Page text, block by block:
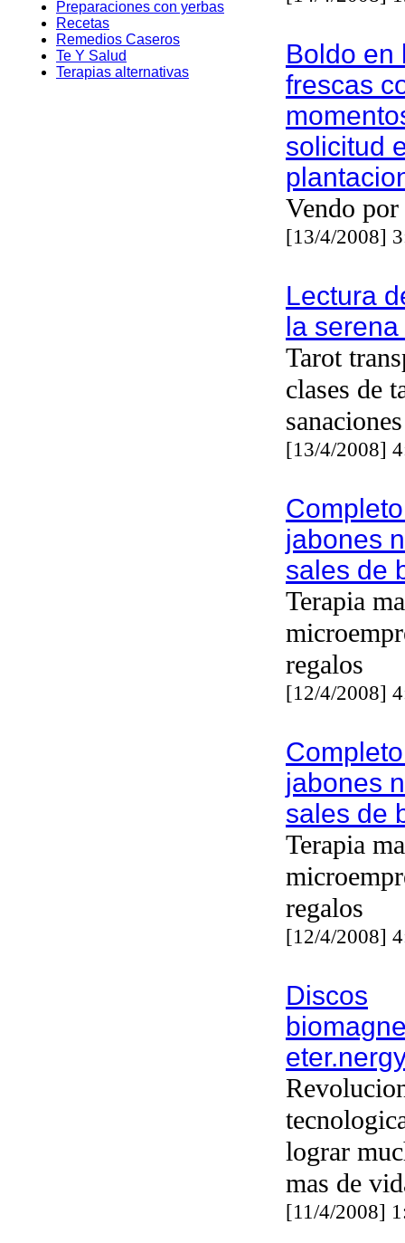
Preparaciones con yerbas
Recetas
Remedios Caseros
Te Y Salud
Terapias alternativas
Boldo en
frescas
solicitud
Vendo
[13/4/2008]
Lectura
la
Tarot
clases de
[13/4/2008]
jabones
sales de
Terapia
regalos
[12/4/2008]
jabones
sales de
Terapia
regalos
[12/4/2008]
Discos
lograr
mas de
[11/4/2008]